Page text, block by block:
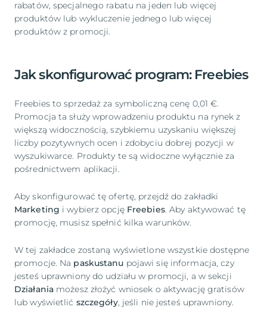
rabatów, specjalnego rabatu na jeden lub więcej
produktów lub wykluczenie jednego lub więcej
produktów z promocji.
Jak skonfigurować program: Freebies
Freebies to sprzedaż za symboliczną cenę 0,01 €.
Promocja ta służy wprowadzeniu produktu na rynek z
większą widocznością, szybkiemu uzyskaniu większej
liczby pozytywnych ocen i zdobyciu dobrej pozycji w
wyszukiwarce. Produkty te są widoczne wyłącznie za
pośrednictwem aplikacji.
Aby skonfigurować tę ofertę, przejdź do zakładki
Marketing i wybierz opcję Freebies. Aby aktywować tę
promocję, musisz spełnić kilka warunków.
W tej zakładce zostaną wyświetlone wszystkie dostępne
promocje. Na paskustanu pojawi się informacja, czy
jesteś uprawniony do udziału w promocji, a w sekcji
Działania możesz złożyć wniosek o aktywację gratisów
lub wyświetlić szczegóły, jeśli nie jesteś uprawniony.